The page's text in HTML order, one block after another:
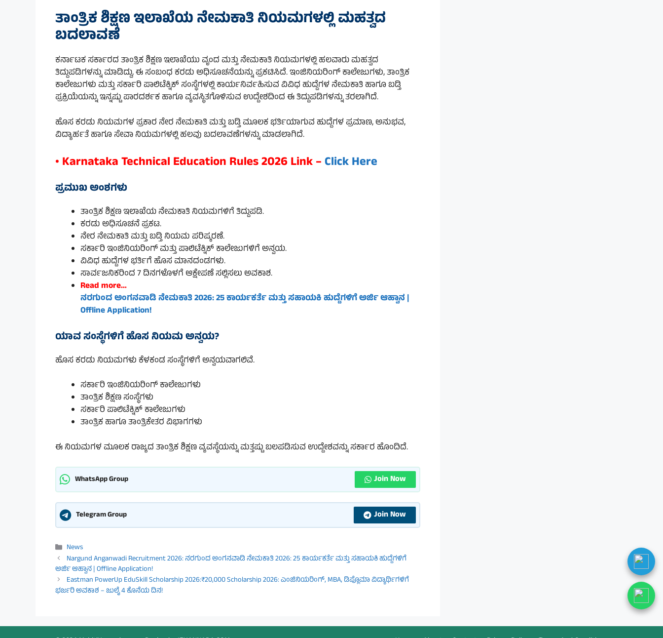
ತಾಂತ್ರಿಕ ಶಿಕ್ಷಣ ಇಲಾಖೆಯ ನೇಮಕಾತಿ ನಿಯಮಗಳಲ್ಲಿ ಮಹತ್ವದ
ಬದಲಾವಣೆ
ಕರ್ನಾಟಕ ಸರ್ಕಾರದ ತಾಂತ್ರಿಕ ಶಿಕ್ಷಣ ಇಲಾಖೆಯು ವೃಂದ ಮತ್ತು ನೇಮಕಾತಿ ನಿಯಮಗಳಲ್ಲಿ ಹಲವಾರು ಮಹತ್ವದ
ತಿದ್ದುಪಡಿಗಳನ್ನು ಮಾಡಿದ್ದು, ಈ ಸಂಬಂಧ ಕರಡು ಅಧಿಸೂಚನೆಯನ್ನು ಪ್ರಕಟಿಸಿದೆ. ಇಂಜಿನಿಯರಿಂಗ್ ಕಾಲೇಜುಗಳು, ತಾಂತ್ರಿಕ
ಕಾಲೇಜುಗಳು ಮತ್ತು ಸರ್ಕಾರಿ ಪಾಲಿಟೆಕ್ನಿಕ್ ಸಂಸ್ಥೆಗಳಲ್ಲಿ ಕಾರ್ಯನಿರ್ವಹಿಸುವ ವಿವಿಧ ಹುದ್ದೆಗಳ ನೇಮಕಾತಿ ಹಾಗೂ ಬಡ್ತಿ
ಪ್ರಕ್ರಿಯೆಯನ್ನು ಇನ್ನಷ್ಟು ಪಾರದರ್ಶಕ ಹಾಗೂ ವ್ಯವಸ್ಥಿತಗೊಳಿಸುವ ಉದ್ದೇಶದಿಂದ ಈ ತಿದ್ದುಪಡಿಗಳನ್ನು ತರಲಾಗಿದೆ.
ಹೊಸ ಕರಡು ನಿಯಮಗಳ ಪ್ರಕಾರ ನೇರ ನೇಮಕಾತಿ ಮತ್ತು ಬಡ್ತಿ ಮೂಲಕ ಭರ್ತಿಯಾಗುವ ಹುದ್ದೆಗಳ ಪ್ರಮಾಣ, ಅನುಭವ,
ವಿದ್ಯಾರ್ಹತೆ ಹಾಗೂ ಸೇವಾ ನಿಯಮಗಳಲ್ಲಿ ಹಲವು ಬದಲಾವಣೆಗಳನ್ನು ಮಾಡಲಾಗಿದೆ.
• Karnataka Technical Education Rules 2026 Link – Click Here
ಪ್ರಮುಖ ಅಂಶಗಳು
ತಾಂತ್ರಿಕ ಶಿಕ್ಷಣ ಇಲಾಖೆಯ ನೇಮಕಾತಿ ನಿಯಮಗಳಿಗೆ ತಿದ್ದುಪಡಿ.
ಕರಡು ಅಧಿಸೂಚನೆ ಪ್ರಕಟ.
ನೇರ ನೇಮಕಾತಿ ಮತ್ತು ಬಡ್ತಿ ನಿಯಮ ಪರಿಷ್ಕರಣೆ.
ಸರ್ಕಾರಿ ಇಂಜಿನಿಯರಿಂಗ್ ಮತ್ತು ಪಾಲಿಟೆಕ್ನಿಕ್ ಕಾಲೇಜುಗಳಿಗೆ ಅನ್ವಯ.
ವಿವಿಧ ಹುದ್ದೆಗಳ ಭರ್ತಿಗೆ ಹೊಸ ಮಾನದಂಡಗಳು.
ಸಾರ್ವಜನಿಕರಿಂದ 7 ದಿನಗಳೊಳಗೆ ಆಕ್ಷೇಪಣೆ ಸಲ್ಲಿಸಲು ಅವಕಾಶ.
Read more…
ನರಗುಂದ ಅಂಗನವಾಡಿ ನೇಮಕಾತಿ 2026: 25 ಕಾರ್ಯಕರ್ತೆ ಮತ್ತು ಸಹಾಯಕಿ ಹುದ್ದೆಗಳಿಗೆ ಅರ್ಜಿ ಆಹ್ವಾನ |
Offline Application!
ಯಾವ ಸಂಸ್ಥೆಗಳಿಗೆ ಹೊಸ ನಿಯಮ ಅನ್ವಯ?
ಹೊಸ ಕರಡು ನಿಯಮಗಳು ಕೆಳಕಂಡ ಸಂಸ್ಥೆಗಳಿಗೆ ಅನ್ವಯವಾಗಲಿವೆ.
ಸರ್ಕಾರಿ ಇಂಜಿನಿಯರಿಂಗ್ ಕಾಲೇಜುಗಳು
ತಾಂತ್ರಿಕ ಶಿಕ್ಷಣ ಸಂಸ್ಥೆಗಳು
ಸರ್ಕಾರಿ ಪಾಲಿಟೆಕ್ನಿಕ್ ಕಾಲೇಜುಗಳು
ತಾಂತ್ರಿಕ ಹಾಗೂ ತಾಂತ್ರಿಕೇತರ ವಿಭಾಗಗಳು
ಈ ನಿಯಮಗಳ ಮೂಲಕ ರಾಜ್ಯದ ತಾಂತ್ರಿಕ ಶಿಕ್ಷಣ ವ್ಯವಸ್ಥೆಯನ್ನು ಮತ್ತಷ್ಟು ಬಲಪಡಿಸುವ ಉದ್ದೇಶವನ್ನು ಸರ್ಕಾರ ಹೊಂದಿದೆ.
WhatsApp Group Join Now
Telegram Group Join Now
Categories
News
Nargund Anganwadi Recruitment 2026: ನರಗುಂದ ಅಂಗನವಾಡಿ ನೇಮಕಾತಿ 2026: 25 ಕಾರ್ಯಕರ್ತೆ ಮತ್ತು ಸಹಾಯಕಿ ಹುದ್ದೆಗಳಿಗೆ
ಅರ್ಜಿ ಆಹ್ವಾನ | Offline Application!
Eastman PowerUp EduSkill Scholarship 2026:₹20,000 Scholarship 2026: ಎಂಜಿನಿಯರಿಂಗ್, MBA, ಡಿಪ್ಲೊಮಾ ವಿದ್ಯಾರ್ಥಿಗಳಿಗೆ
ಭರ್ಜರಿ ಅವಕಾಶ – ಜುಲೈ 4 ಕೊನೆಯ ದಿನ!